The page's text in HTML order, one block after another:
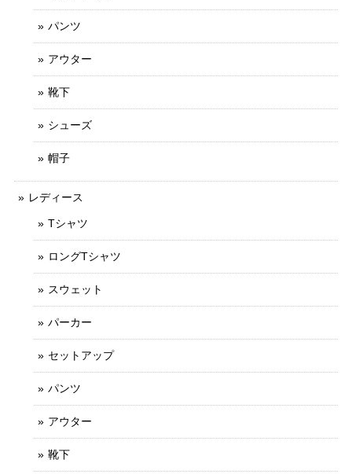
パンツ
アウター
靴下
シューズ
帽子
レディース
Tシャツ
ロングTシャツ
スウェット
パーカー
セットアップ
パンツ
アウター
靴下